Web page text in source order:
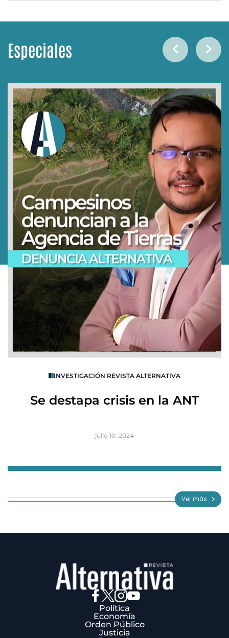
Especiales
INVESTIGACIÓN REVISTA ALTERNATIVA
Se destapa crisis en la ANT
julio 10, 2024
3
Ver más
Política
Economía
Orden Público
Justicia